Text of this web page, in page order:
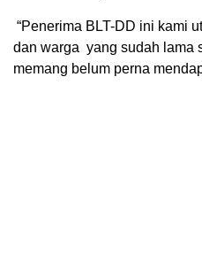
“Penerima BLT-DD ini kami
dan warga yang sudah lama
memang belum perna